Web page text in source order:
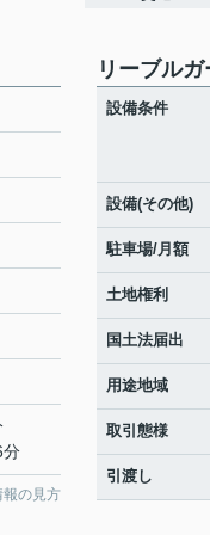
分
報の見方
リーブル
設備条件
設備(その他)
駐車場/月額
土地権利
国土法届出
用途地域
取引態様
引渡し